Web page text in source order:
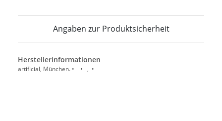
Angaben zur Produktsicherheit
Herstellerinformationen
artificial, München. • • , •